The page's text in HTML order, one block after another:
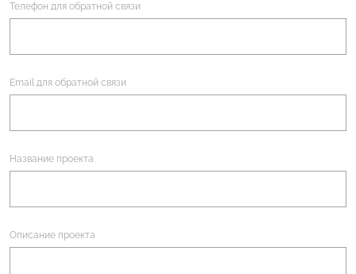
Телефон для обратной связи
Email для обратной связи
Название проекта
Описание проекта